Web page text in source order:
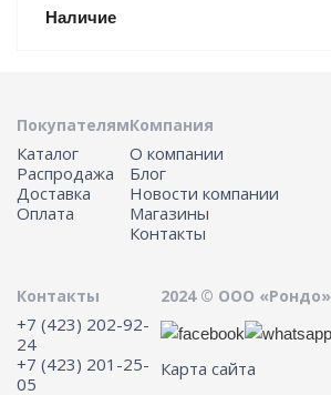
Наличие
Покупателям
Каталог
Распродажа
Доставка
Оплата
Компания
О компании
Блог
Новости компании
Магазины
Контакты
Контакты
+7 (423) 202-92-
24
+7 (423) 201-25-
05
2024 © ООО «Рондо»
Карта сайта